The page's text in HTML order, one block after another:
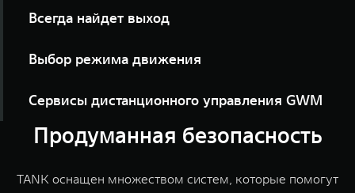
внимательный помощник. С продвинутой системой
ничто не исчезнет из поля вашего зрения.
Всегда найдет выход
всегда можно повернуть назад. При включении
снизит вращение внутреннего заднего колеса и
выполнить разворот по малому радиусу.
Выбор режима движения
сюрпризом для TANK. Выберите тип поверхности, по
которой движется автомобиль, и TANK обеспечит
наилучший контроль за дорогой.
Сервисы дистанционного управления GWM
Настраивайте время запуска двигателя, меняйте
температуру в салоне, уточняйте геолокацию и
управления TANK.
Продуманная безопасность
TANK оснащен множеством систем, которые помогут